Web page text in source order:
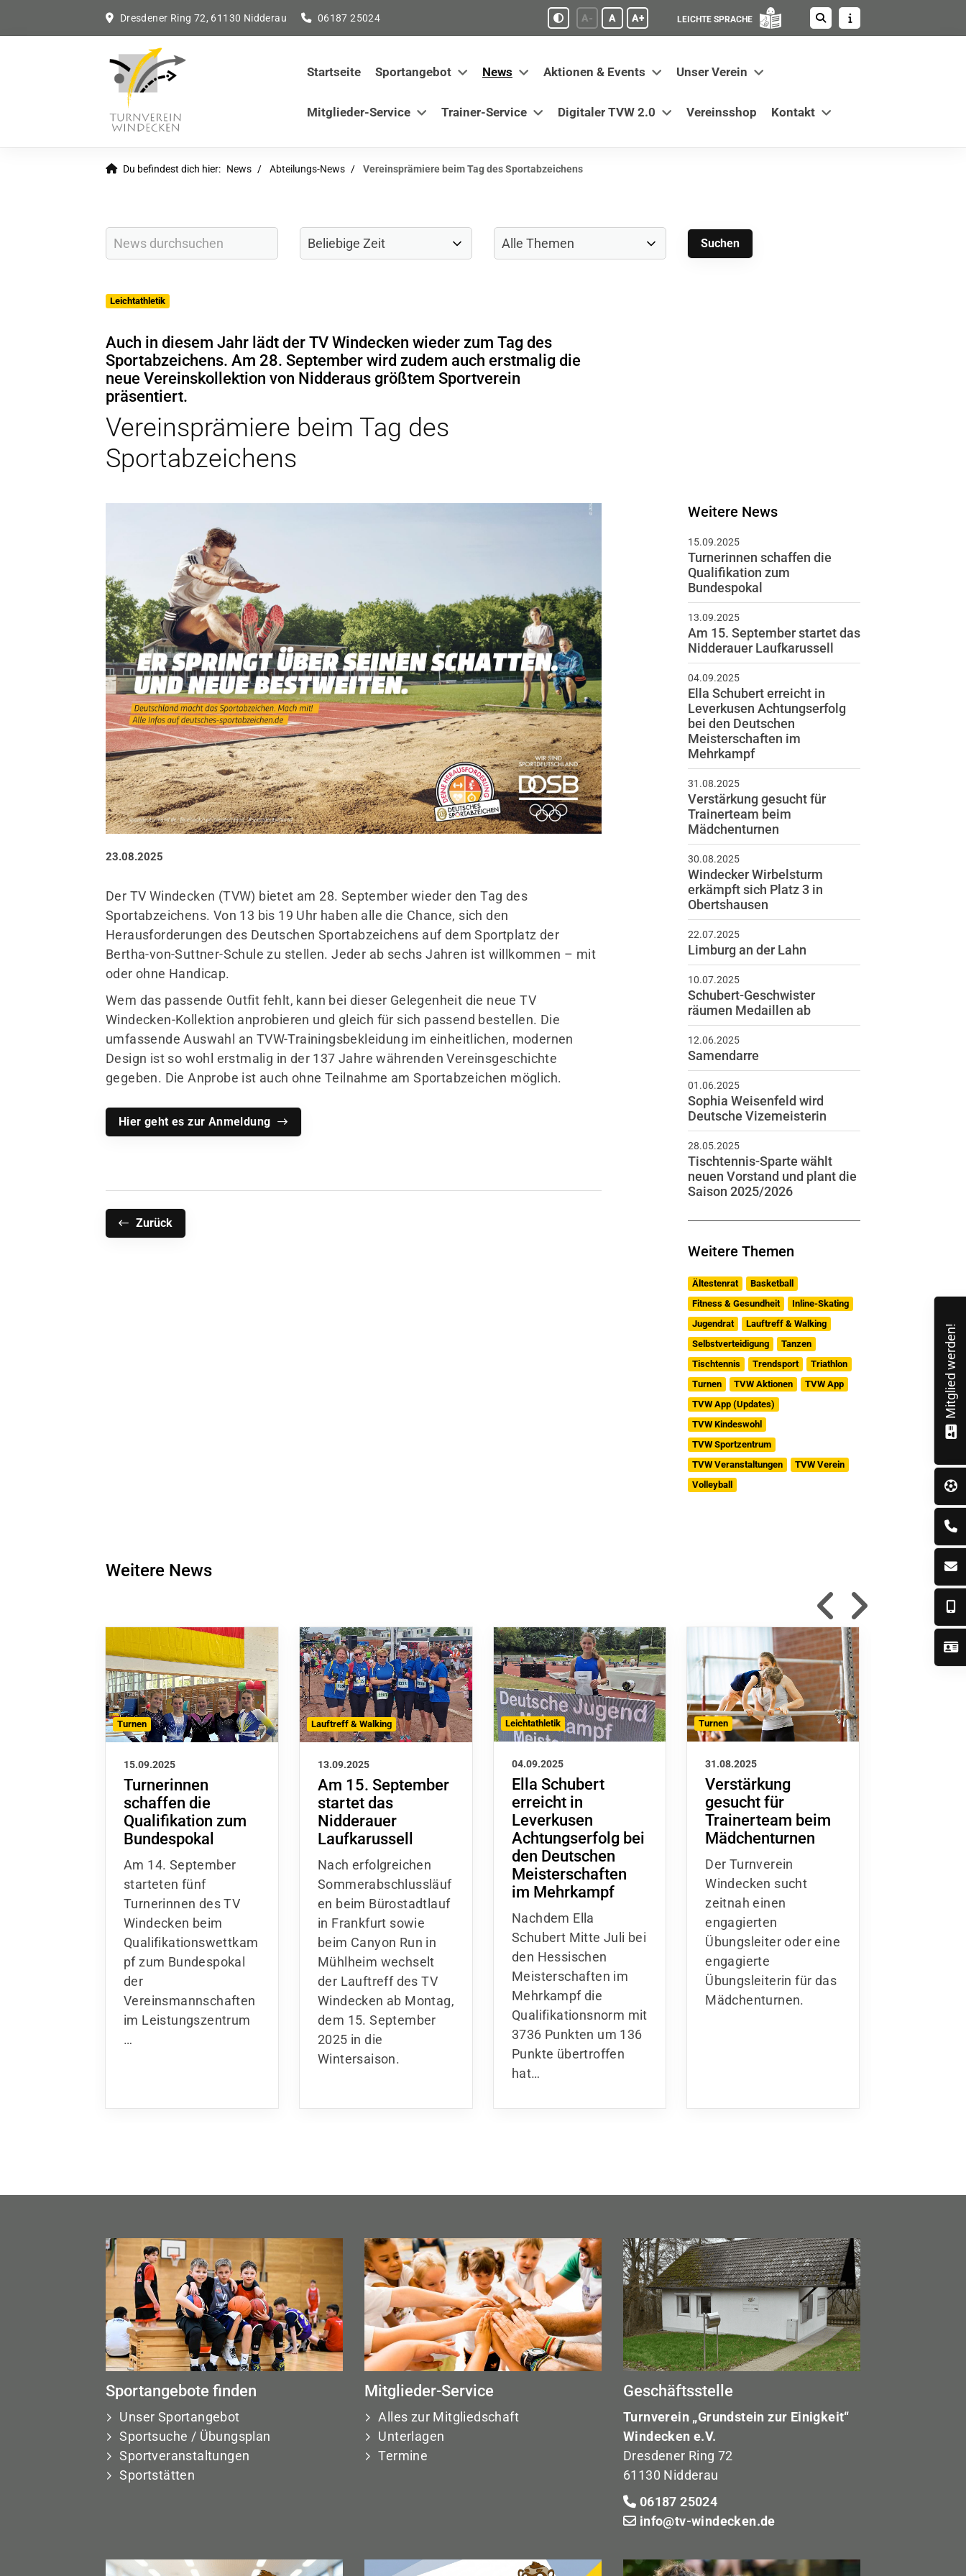
Dresdener Ring 72, 61130 Nidderau 06187 25024 A- A A+ LEICHTE SPRACHE
Startseite Sportangebot News Aktionen & Events Unser Verein
Mitglieder-Service Trainer-Service Digitaler TVW 2.0 Vereinsshop Kontakt
Du befindest dich hier: News Abteilungs-News Vereinsprämiere beim Tag des Sportabzeichens
Leichtathletik
Auch in diesem Jahr lädt der TV Windecken wieder zum Tag des
Sportabzeichens. Am 28. September wird zudem auch erstmalig die
neue Vereinskollektion von Nidderaus größtem Sportverein
präsentiert.
Vereinsprämiere beim Tag des
Sportabzeichens
23.08.2025
Der TV Windecken (TVW) bietet am 28. September wieder den Tag des
Sportabzeichens. Von 13 bis 19 Uhr haben alle die Chance, sich den
Herausforderungen des Deutschen Sportabzeichens auf dem Sportplatz der
Bertha-von-Suttner-Schule zu stellen. Jeder ab sechs Jahren ist willkommen – mit
oder ohne Handicap.
Wem das passende Outfit fehlt, kann bei dieser Gelegenheit die neue TV
Windecken-Kollektion anprobieren und gleich für sich passend bestellen. Die
umfassende Auswahl an TVW-Trainingsbekleidung im einheitlichen, modernen
Design ist so wohl erstmalig in der 137 Jahre währenden Vereinsgeschichte
gegeben. Die Anprobe ist auch ohne Teilnahme am Sportabzeichen möglich.
Hier geht es zur Anmeldung
Zurück
Weitere News
15.09.2025
Turnerinnen schaffen die
Qualifikation zum
Bundespokal
13.09.2025
Am 15. September startet das
Nidderauer Laufkarussell
04.09.2025
Ella Schubert erreicht in
Leverkusen Achtungserfolg
bei den Deutschen
Meisterschaften im
Mehrkampf
31.08.2025
Verstärkung gesucht für
Trainerteam beim
Mädchenturnen
30.08.2025
Windecker Wirbelsturm
erkämpft sich Platz 3 in
Obertshausen
22.07.2025
Limburg an der Lahn
10.07.2025
Schubert-Geschwister
räumen Medaillen ab
12.06.2025
Samendarre
01.06.2025
Sophia Weisenfeld wird
Deutsche Vizemeisterin
28.05.2025
Tischtennis-Sparte wählt
neuen Vorstand und plant die
Saison 2025/2026
Weitere Themen
Ältestenrat
Basketball
Fitness & Gesundheit
Inline-Skating
Jugendrat
Lauftreff & Walking
Selbstverteidigung
Tanzen
Tischtennis
Trendsport
Triathlon
Turnen
TVW Aktionen
TVW App
TVW App (Updates)
TVW Kindeswohl
TVW Sportzentrum
TVW Veranstaltungen
TVW Verein
Volleyball
Weitere News
Turnen
15.09.2025
Turnerinnen
schaffen die
Qualifikation zum
Bundespokal
Am 14. September
starteten fünf
Turnerinnen des TV
Windecken beim
Qualifikationswettkam
pf zum Bundespokal
der
Vereinsmannschaften
im Leistungszentrum
…
Lauftreff & Walking
13.09.2025
Am 15. September
startet das
Nidderauer
Laufkarussell
Nach erfolgreichen
Sommerabschlussläuf
en beim Bürostadtlauf
in Frankfurt sowie
beim Canyon Run in
Mühlheim wechselt
der Lauftreff des TV
Windecken ab Montag,
dem 15. September
2025 in die
Wintersaison.
Leichtathletik
04.09.2025
Ella Schubert
erreicht in
Leverkusen
Achtungserfolg bei
den Deutschen
Meisterschaften
im Mehrkampf
Nachdem Ella
Schubert Mitte Juli bei
den Hessischen
Meisterschaften im
Mehrkampf die
Qualifikationsnorm mit
3736 Punkten um 136
Punkte übertroffen
hat…
Turnen
31.08.2025
Verstärkung
gesucht für
Trainerteam beim
Mädchenturnen
Der Turnverein
Windecken sucht
zeitnah einen
engagierten
Übungsleiter oder eine
engagierte
Übungsleiterin für das
Mädchenturnen.
Sportangebote finden
Unser Sportangebot
Sportsuche / Übungsplan
Sportveranstaltungen
Sportstätten
Mitglieder-Service
Alles zur Mitgliedschaft
Unterlagen
Termine
Geschäftsstelle
Turnverein „Grundstein zur Einigkeit“
Windecken e.V.
Dresdener Ring 72
61130 Nidderau
06187 25024
info@tv-windecken.de
Mitglied werden!
Wichtige Informationen
Sportangebote finden
Unser Sportangebot
Sportsuche / Übungsplan
Sportveranstaltungen
Sportstätten
Mitglieder-Service
Alles zur Mitgliedschaft
Unterlagen
Termine
Geschäftsstelle
Turnverein „Grundstein zur
Einigkeit“ Windecken e.V.
Dresdener Ring 72
61130 Nidderau
06187 25024
info@tv-windecken.de